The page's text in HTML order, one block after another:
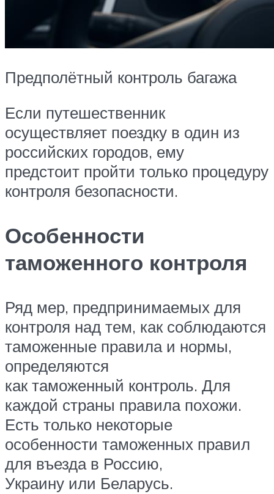
Предполётный контроль багажа
Если путешественник
осуществляет поездку в один из
российских городов, ему
предстоит пройти только процедуру
контроля безопасности.
Особенности
таможенного контроля
Ряд мер, предпринимаемых для
контроля над тем, как соблюдаются
таможенные правила и нормы,
определяются
как таможенный контроль. Для
каждой страны правила похожи.
Есть только некоторые
особенности таможенных правил
для въезда в Россию,
Украину или Беларусь.